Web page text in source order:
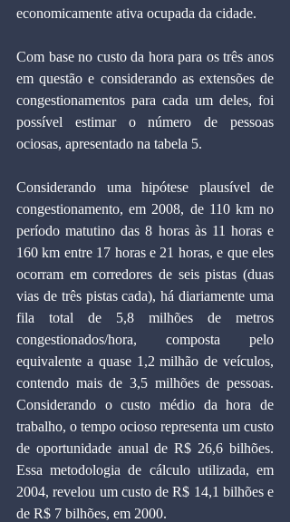
economicamente ativa ocupada da cidade.
Com base no custo da hora para os três anos
em questão e considerando as extensões de
congestionamentos para cada um deles, foi
possível estimar o número de pessoas
ociosas, apresentado na tabela 5.
Considerando uma hipótese plausível de
congestionamento, em 2008, de 110 km no
período matutino das 8 horas às 11 horas e
160 km entre 17 horas e 21 horas, e que eles
ocorram em corredores de seis pistas (duas
vias de três pistas cada), há diariamente uma
fila total de 5,8 milhões de metros
congestionados/hora, composta pelo
equivalente a quase 1,2 milhão de veículos,
contendo mais de 3,5 milhões de pessoas.
Considerando o custo médio da hora de
trabalho, o tempo ocioso representa um custo
de oportunidade anual de R$ 26,6 bilhões.
Essa metodologia de cálculo utilizada, em
2004, revelou um custo de R$ 14,1 bilhões e
de R$ 7 bilhões, em 2000.